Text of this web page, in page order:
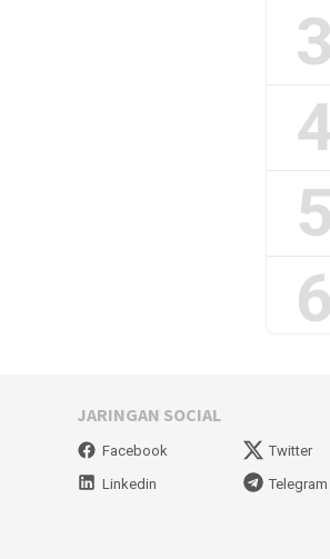
3
4
5
6
JARINGAN SOCIAL
Facebook Twitter
Linkedin
Telegram